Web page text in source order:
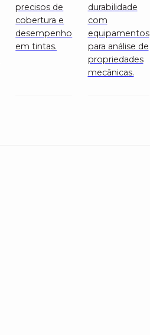
precisos de
cobertura e
desempenho
em tintas.
durabilidade
com
equipamentos
para análise de
propriedades
mecânicas.